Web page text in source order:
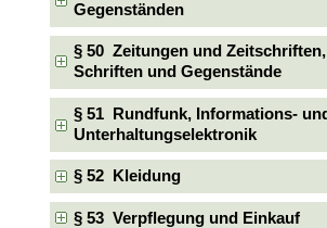
Gegenständen
§ 50 Zeitungen und
Schriften und Gegenstände
§ 51 Rundfunk, Informations- und
Unterhaltungselektronik
§ 52 Kleidung
§ 53 Verpflegung und Einkauf